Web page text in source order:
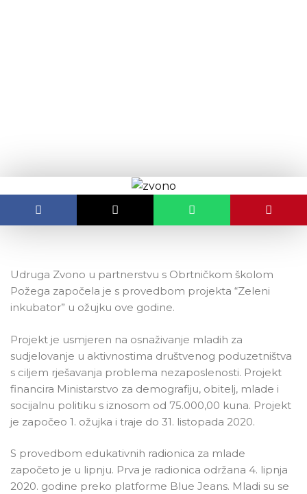
Udruga Zvono u partnerstvu s Obrtničkom školom
Požega započela je s provedbom projekta “Zeleni
inkubator” u ožujku ove godine.
Projekt je usmjeren na osnaživanje mladih za
sudjelovanje u aktivnostima društvenog poduzetništva
s ciljem rješavanja problema nezaposlenosti. Projekt
financira Ministarstvo za demografiju, obitelj, mlade i
socijalnu politiku s iznosom od 75.000,00 kuna. Projekt
je započeo 1. ožujka i traje do 31. listopada 2020.
S provedbom edukativnih radionica za mlade
započeto je u lipnju. Prva je radionica održana 4. lipnja
2020. godine preko platforme Blue Jeans. Mladi su se